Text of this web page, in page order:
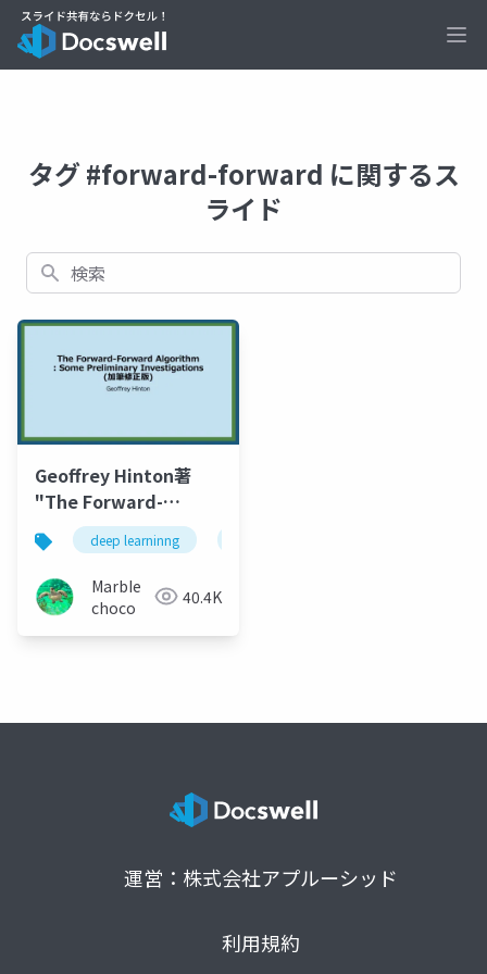
タグ #forward-forward に関するス
ライド
検索
Geoffrey Hinton著
"The Forward-
Forwardアルゴリズ
ム" まとめ
deep learninng
MarbIe
choco
40.4K
運営：株式会社アプルーシッド
利用規約